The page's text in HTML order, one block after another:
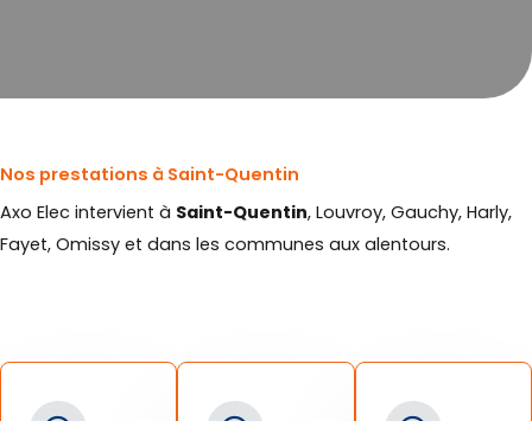
Nos prestations à Saint-Quentin
Axo Elec intervient à Saint-Quentin, Louvroy, Gauchy, Harly,
Fayet, Omissy et dans les communes aux alentours.